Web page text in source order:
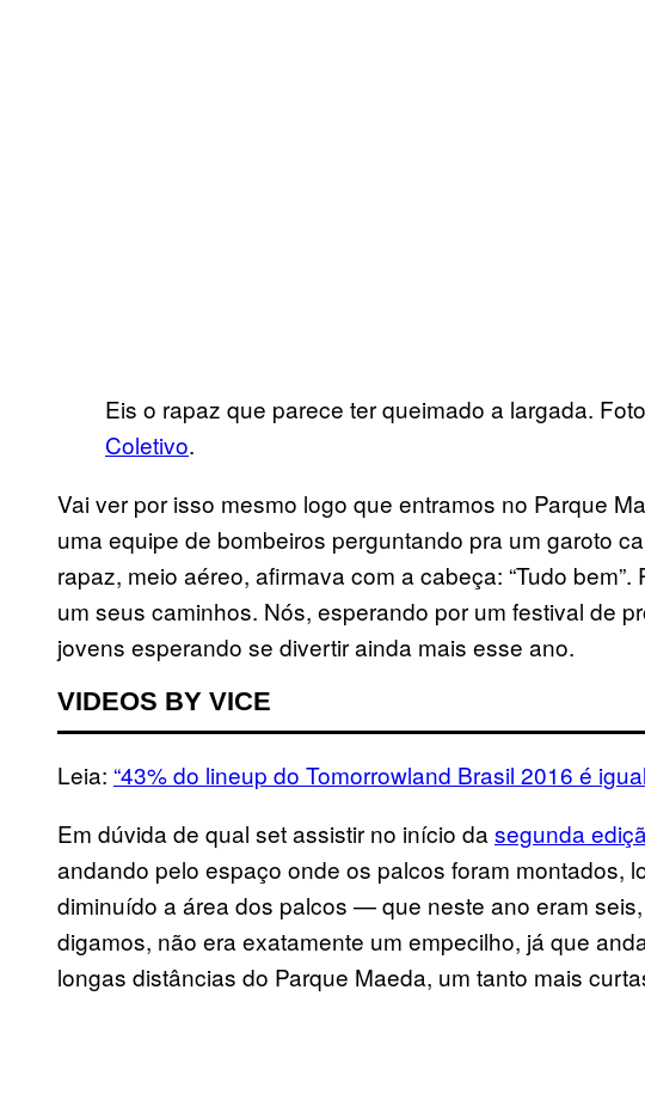
Eis o rapaz que parece ter queimado a largada.
Coletivo.
Vai ver por isso mesmo logo que entramos no Parque
uma equipe de bombeiros perguntando pra um garoto
rapaz, meio aéreo, afirmava com a cabeça: “Tudo
um seus caminhos. Nós, esperando por um festival de
jovens esperando se divertir ainda mais esse ano.
VIDEOS BY VICE
Leia: “43% do lineup do Tomorrowland Brasil 2016 é
Em dúvida de qual set assistir no início da segunda
andando pelo espaço onde os palcos foram montados,
diminuído a área dos palcos — que neste ano eram
digamos, não era exatamente um empecilho, já que
longas distâncias do Parque Maeda, um tanto mais